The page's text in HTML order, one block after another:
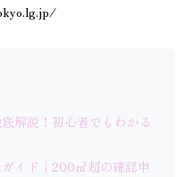
解説！初心者でもわかる
イド｜200㎡超の確認申